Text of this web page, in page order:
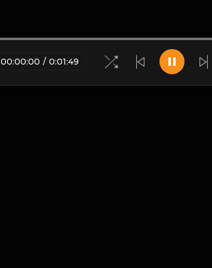
00:00:00 / 0:01:49